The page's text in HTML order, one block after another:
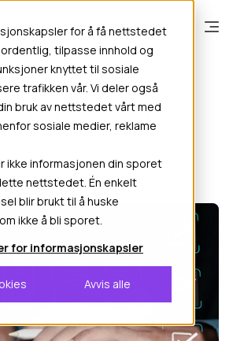
for å få nettstedet
tilpasse innhold og
knyttet til sosiale
trafikken vår. Vi deler også
bruk av nettstedet vårt med
sosiale medier, reklame
ikke informasjonen din sporet
nettstedet. Én enkelt
blir brukt til å huske
ikke å bli sporet.
for informasjonskapsler
Avvis alle
Sheher Syed: